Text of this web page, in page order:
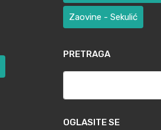
Zaovine - Sekulić
PRETRAGA
OGLASITE SE